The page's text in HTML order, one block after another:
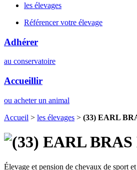
les élevages
Référencer votre élevage
Adhérer
au conservatoire
Accueillir
ou acheter un animal
Accueil > les élevages > (33) EARL
Élevage et pension de chevaux de sport